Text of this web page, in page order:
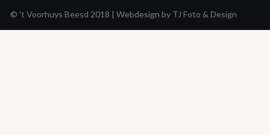
© 't Voorhuys Beesd 2018 | Webdesign by TJ Foto & Design